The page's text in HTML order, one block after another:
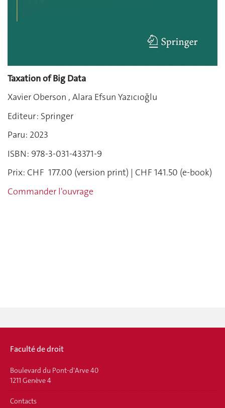
Taxation of Big Data
Xavier Oberson , Alara Efsun Yazıcıoğlu
Editeur : Springer
Paru: 2023
ISBN: 978-3-031-43371-9
Prix: CHF 177.00 (version print) | CHF 141.50 (e-book)
Commander l'ouvrage
Faculté de droit
Boulevard du Pont-d'Arve 40
1211 Genève 4
Contacts